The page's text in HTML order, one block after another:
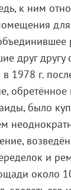
к ним
друг другу
1978 г.
было
и
около